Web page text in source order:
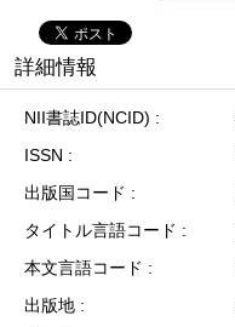
詳細情報
NII書誌ID(NCID)
ISSN
出版国コード
タイトル言語コード
本文言語コード
出版地